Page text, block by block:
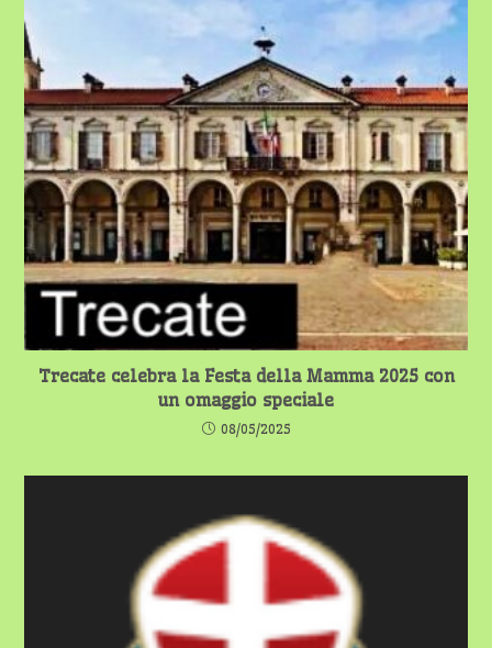
Trecate celebra la Festa della Mamma 2025 con
un omaggio speciale
08/05/2025